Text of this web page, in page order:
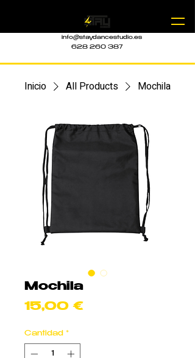
info@staydancestudio.es
628 260 387
Inicio All Products Mochila
Mochila
15,00 €Precio
Cantidad *